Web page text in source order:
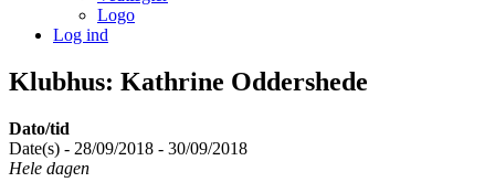
Logo
Log ind
Klubhus: Kathrine Oddershede
Dato/tid
Date(s) - 28/09/2018 - 30/09/2018
Hele dagen